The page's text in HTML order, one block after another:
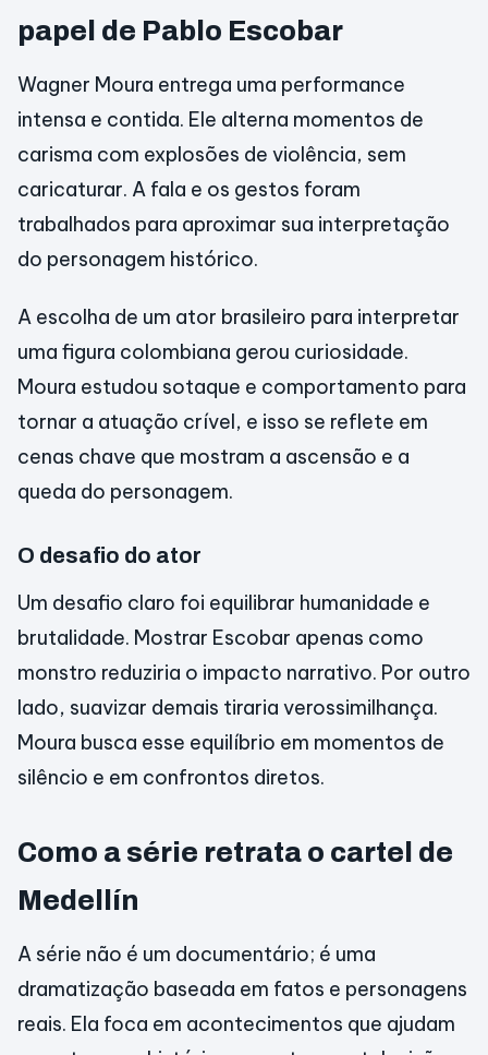
papel de Pablo Escobar
Wagner Moura entrega uma performance
intensa e contida. Ele alterna momentos de
carisma com explosões de violência, sem
caricaturar. A fala e os gestos foram
trabalhados para aproximar sua interpretação
do personagem histórico.
A escolha de um ator brasileiro para interpretar
uma figura colombiana gerou curiosidade.
Moura estudou sotaque e comportamento para
tornar a atuação crível, e isso se reflete em
cenas chave que mostram a ascensão e a
queda do personagem.
O desafio do ator
Um desafio claro foi equilibrar humanidade e
brutalidade. Mostrar Escobar apenas como
monstro reduziria o impacto narrativo. Por outro
lado, suavizar demais tiraria verossimilhança.
Moura busca esse equilíbrio em momentos de
silêncio e em confrontos diretos.
Como a série retrata o cartel de
Medellín
A série não é um documentário; é uma
dramatização baseada em fatos e personagens
reais. Ela foca em acontecimentos que ajudam